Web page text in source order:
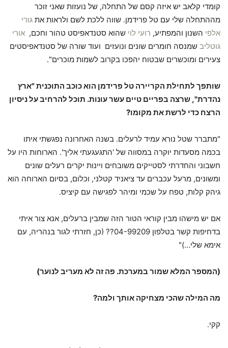
קומדי קלאב יש איזה קסם של התחלה, של נועזות שאני זוכר
מההתחלה שלי עם טל פרידמן. שווה ללכת לשם ולראות את גורי
אלפי השנון והמפתיע, רועי לוי שהוא סטנדאפיסט טהור וחכם, אורי
גוטליב שמנסה חומרים שונים ונועזים ועוד שורה של סטנדאפיסטים
צעירים ומוכשרים שבטוח יהפכו בקרוב לשמות מוכרים".
שותפך לתחילת הקריירה טל פרידמן הוא כוכב התוכנית "ארץ
נהדרת", שרצה בפריים טיים עשר עונות. תוכל להרחיב על ניסיון
הרצח כדי לרשת את מקומו?
"מתברר שטל נורא עמיד לרעלים. בשנה האחרונה נפגשתי איתו
בכמה מסעדות יוקרה במסווה של 'התגעגעתי אליך'. הארוחות היו על
חשבוני והחדרתי לסטייקים משובחים ויינות יקרים רעלים שונים
ומשונים, מרעל עכברים עד ציאניד קטלני, וכלום, בסיום הארוחה הוא
גיהק קלות, טפח על שכמי ומיהר לפגישה עם קיציס.
אם יש מישהו מבין קוראי הטור הזה שמבין ברעלים, אנא צור איתי
בדחיפות קשר בטלפון 04-99209?? (כן, חזרתי לגור בנהריה, עם
אימא שלי…)"
(המספר המלא שמור במערכת. פה זה לא מעריב לנוער)
מה המילה שהכי מצחיקה אותך ולמה?
קקי.